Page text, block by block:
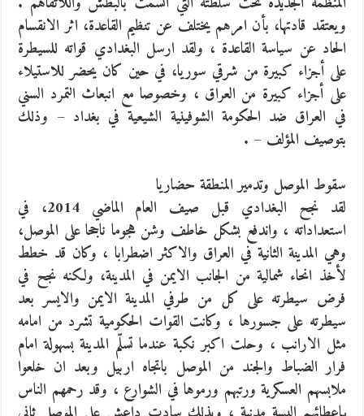
ويعتقد قادتها، بأن امرهم يختلف عن تنظيم القاعدة، اثر الانقسام
الحاد عن سياسة القاعدة ، ولقد ارسل البغدادي قواته للسيطرة
على أجزاء كبيرة من شرقي سوريا، في حين كان يحضر للاستيلاء
على أجزاء كبيرة من العراق ، وخصوصا مع انبعاث التمرد السني
في العراق ضد الحكومة الشوفينية الشيعية في بغداد – وذلك
بتوصيف المؤلف – .
سقوط الموصل وتدمير المنطقة حضاريا
لقد نجح البغدادي قبل صيف العام الماضي 2014، في
استعداداته ، واندفع بشكل خاطف وشن هجوما ناجحا على الموصل،
وهي المدينة الثانية في العراق والاكثر اضطرابا ، وكان قد خطط
لأخذ انحاء شمالية من الجانب الايمن في المدينة، ولكنه نجح في
فرض سيطرته على كل من طرفي المدينة الايمن والايسر بعد
سيطرته على جسورها ، وكانت القوات الحكومية تشرد من امامه
مثل الارانب ، وحلت اكبر نكبة عندما تسلّم المدينة بسهولة امام
فرار الضباط والجند من الموصل باتجاه اربيل وبعد ان خلعوا
ملابسهم العسكرية ورتبهم ورموها في الشوارع ، وقد رحمهم الناس